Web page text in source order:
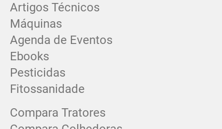
Artigos Técnicos
Máquinas
Agenda de Eventos
Ebooks
Pesticidas
Fitossanidade
Compara Tratores